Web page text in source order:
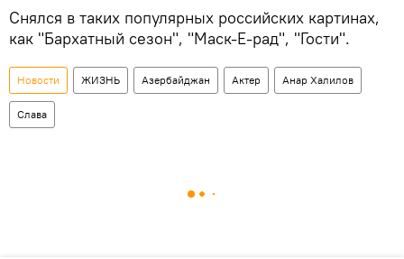
Снялся в таких популярных российских картинах,
как "Бархатный сезон", "Маск-Е-рад", "Гости".
Новости ЖИЗНЬ Азербайджан Актер Анар Халилов
Слава